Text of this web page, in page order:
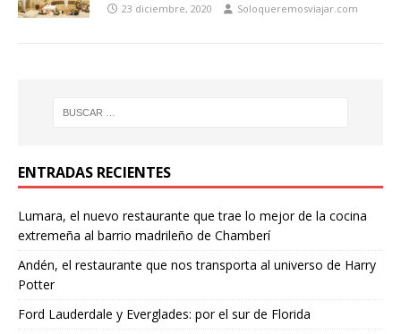
23 diciembre, 2020 Soloqueremosviajar.com
ENTRADAS RECIENTES
Lumara, el nuevo restaurante que trae lo mejor de la cocina
extremeña al barrio madrileño de Chamberí
Andén, el restaurante que nos transporta al universo de Harry
Potter
Ford Lauderdale y Everglades: por el sur de Florida